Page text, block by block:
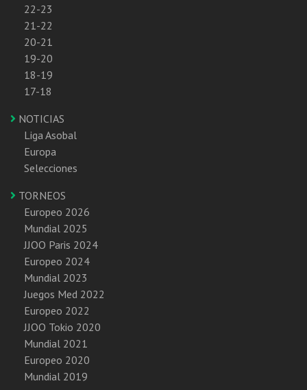
22-23
21-22
20-21
19-20
18-19
17-18
NOTICIAS
Liga Asobal
Europa
Selecciones
TORNEOS
Europeo 2026
Mundial 2025
JJOO Paris 2024
Europeo 2024
Mundial 2023
Juegos Med 2022
Europeo 2022
JJOO Tokio 2020
Mundial 2021
Europeo 2020
Mundial 2019